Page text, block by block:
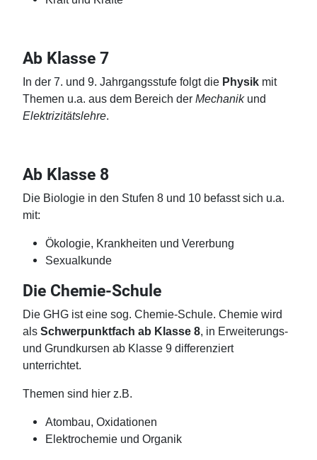
Ab Klasse 7
In der 7. und 9. Jahrgangsstufe folgt die Physik mit
Themen u.a. aus dem Bereich der Mechanikund
Elektrizitätslehre.
Ab Klasse 8
Die Biologie in den Stufen 8 und 10 befasst sich u.a.
mit:
Ökologie, Krankheiten und Vererbung
Sexualkunde
Die Chemie-Schule
Die GHG ist eine sog. Chemie-Schule. Chemie wird
als Schwerpunktfach ab Klasse 8, in Erweiterungs-
und Grundkursen ab Klasse 9 differenziert
unterrichtet.
Themen sind hier z.B.
Atombau, Oxidationen
Elektrochemie und Organik